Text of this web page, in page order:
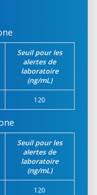
Seuil pour les
alertes de
laboratoire
(ng/mL)
120
Seuil pour les
alertes de
laboratoire
(ng/mL)
120